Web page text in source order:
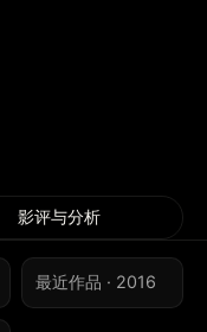
影评与分析
最近作品 · 2016